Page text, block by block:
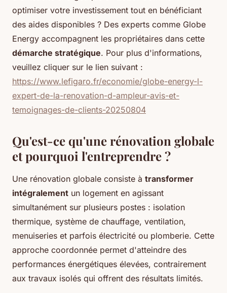
optimiser votre investissement tout en bénéficiant
des aides disponibles ? Des experts comme Globe
Energy accompagnent les propriétaires dans cette
démarche stratégique. Pour plus d'informations,
veuillez cliquer sur le lien suivant :
https://www.lefigaro.fr/economie/globe-energy-l-
expert-de-la-renovation-d-ampleur-avis-et-
temoignages-de-clients-20250804
Qu'est-ce qu'une rénovation globale
et pourquoi l'entreprendre ?
Une rénovation globale consiste à transformer
intégralement un logement en agissant
simultanément sur plusieurs postes : isolation
thermique, système de chauffage, ventilation,
menuiseries et parfois électricité ou plomberie. Cette
approche coordonnée permet d'atteindre des
performances énergétiques élevées, contrairement
aux travaux isolés qui offrent des résultats limités.